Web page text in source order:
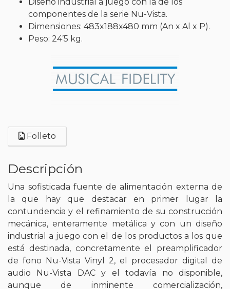
componentes de la serie Nu-Vista.
Dimensiones: 483x188x480 mm (An x Al x P).
Peso: 24’5 kg.
Folleto
Descripción
Una sofisticada fuente de alimentación externa de
la que hay que destacar en primer lugar la
contundencia y el refinamiento de su construcción
mecánica, enteramente metálica y con un diseño
industrial a juego con el de los productos a los que
está destinada, concretamente el preamplificador
de fono Nu-Vista Vinyl 2, el procesador digital de
audio Nu-Vista DAC y el todavía no disponible,
aunque de inminente comercialización,